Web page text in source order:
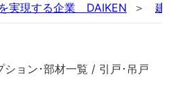
実現する企業 DAIKEN 建
ョン･部材一覧 / 引戸･吊戸